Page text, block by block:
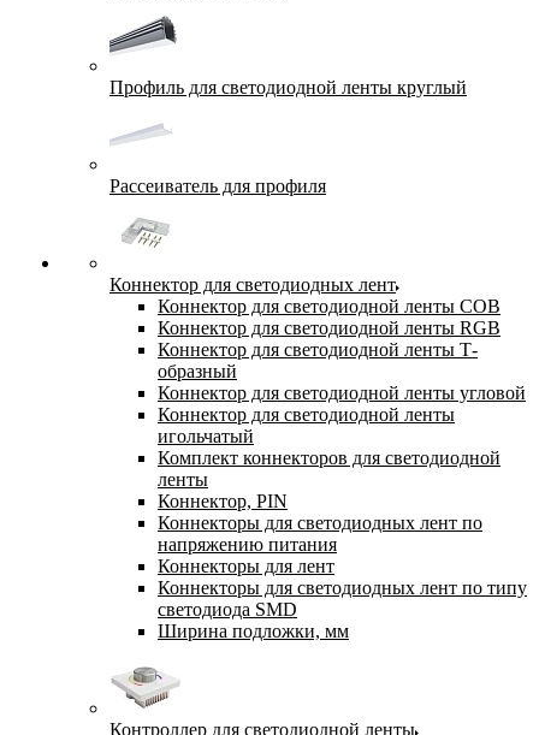
Профиль для светодиодной ленты круглый
Рассеиватель для профиля
Коннектор для светодиодных лент
Коннектор для светодиодной ленты COB
Коннектор для светодиодной ленты RGB
Коннектор для светодиодной ленты Т-
образный
Коннектор для светодиодной ленты угловой
Коннектор для светодиодной ленты
игольчатый
Комплект коннекторов для светодиодной
ленты
Коннектор, PIN
Коннекторы для светодиодных лент по
напряжению питания
Коннекторы для лент
Коннекторы для светодиодных лент по типу
светодиода SMD
Ширина подложки, мм
Контроллер для светодиодной ленты